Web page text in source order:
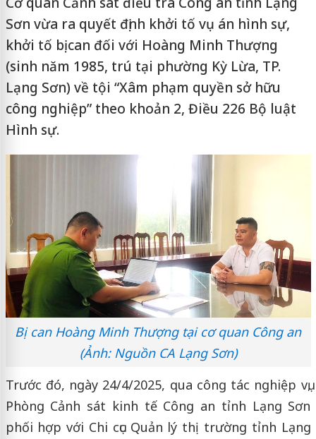
Sơn vừa ra quyết định khởi tố vụ án hình sự,
khởi tố bị can đối với Hoàng Minh Thượng
(sinh năm 1985, trú tại phường Kỳ Lừa, TP.
Lạng Sơn) về tội “Xâm phạm quyền sở hữu
công nghiệp” theo khoản 2, Điều 226 Bộ luật
Hình sự.
Bị can Hoàng Minh Thượng tại cơ quan Công an
(Ảnh: Nguồn CA Lạng Sơn)
Trước đó, ngày 24/4/2025, qua công tác nghiệp vụ,
Phòng Cảnh sát kinh tế Công an tỉnh Lạng Sơn
phối hợp với Chi cục Quản lý thị trường tỉnh Lạng